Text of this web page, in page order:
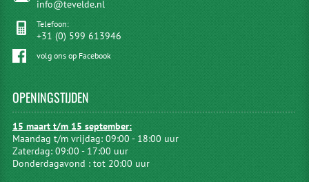
info@tevelde.nl
Telefoon:
+31 (0) 599 613946
volg ons op Facebook
OPENINGSTIJDEN
15 maart t/m 15 september:
Maandag t/m vrijdag: 09:00 - 18:00 uur
Zaterdag: 09:00 - 17:00 uur
Donderdagavond : tot 20:00 uur